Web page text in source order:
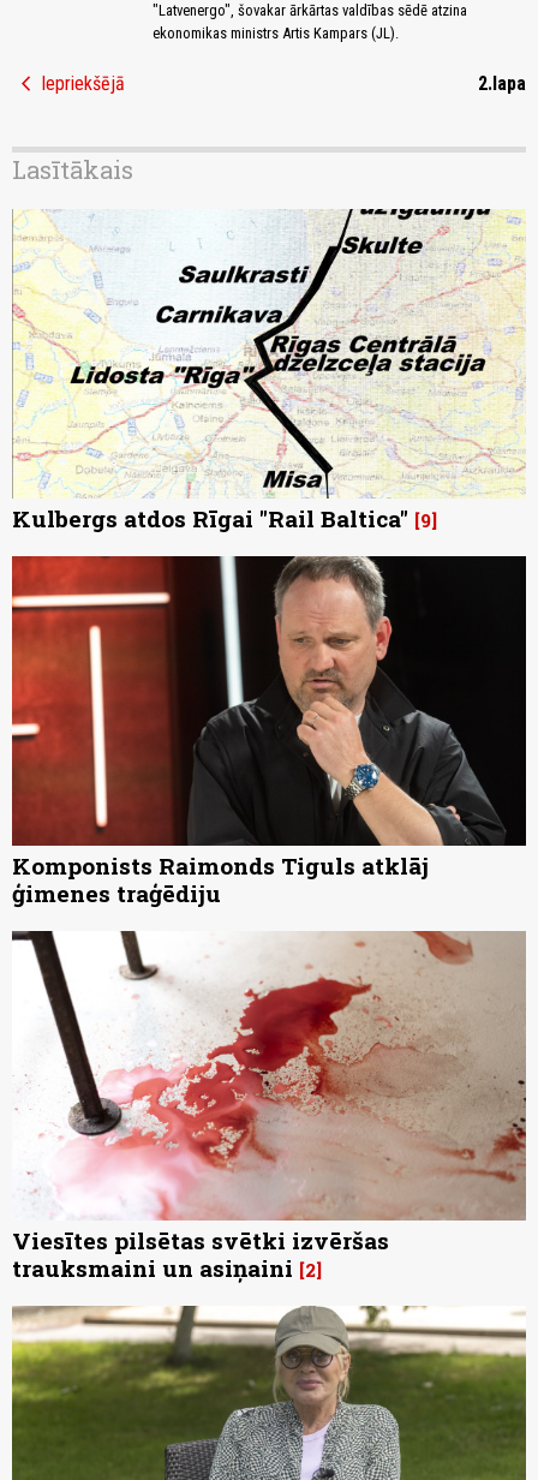
"Latvenergo", šovakar ārkārtas valdības sēdē atzina
ekonomikas ministrs Artis Kampars (JL).
chevron_left Iepriekšējā 2.lapa
Lasītākais
Kulbergs atdos Rīgai "Rail Baltica" 9
Komponists Raimonds Tiguls atklāj
ģimenes traģēdiju
Viesītes pilsētas svētki izvēršas
trauksmaini un asiņaini 2